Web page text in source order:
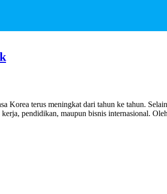
Korea terus meningkat dari tahun ke tahun.
pendidikan, maupun bisnis internasional.